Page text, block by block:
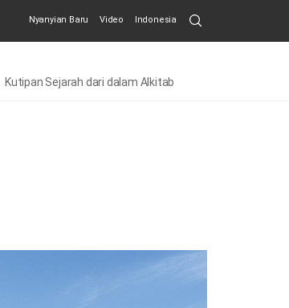
Nyanyian Baru Video Indonesia Search
Submit
Kutipan Sejarah dari dalam Alkitab